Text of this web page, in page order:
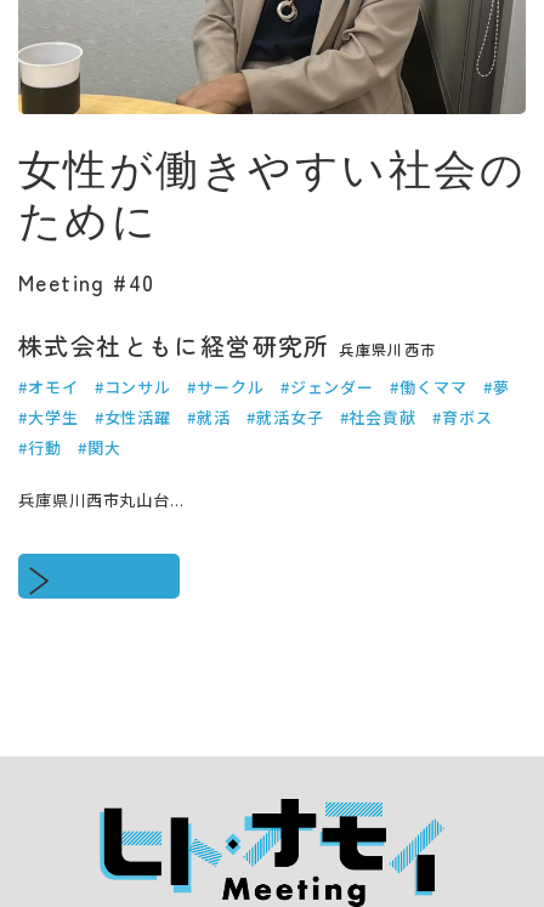
女性が働きやすい社会の
ために
Meeting #40
株式会社ともに経営研究所兵庫県川西市
#オモイ #コンサル #サークル #ジェンダー #働くママ
#夢
#大学生
#女性活躍 #就活 #就活女子 #社会貢献
#育ボス
#行動
#関大
兵庫県川西市丸山台...